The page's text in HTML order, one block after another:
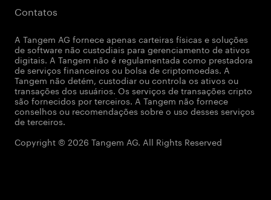
Contatos
A Tangem AG fornece apenas carteiras físicas e soluções
de software não custodiais para gerenciamento de ativos
digitais. A Tangem não é regulamentada como prestadora
de serviços financeiros ou bolsa de criptomoedas. A
Tangem não detém, custodiar ou controla os ativos ou
transações dos usuários. Os serviços de transações cripto
são fornecidos por terceiros. A Tangem não fornece
conselhos ou recomendações sobre o uso desses serviços
de terceiros.